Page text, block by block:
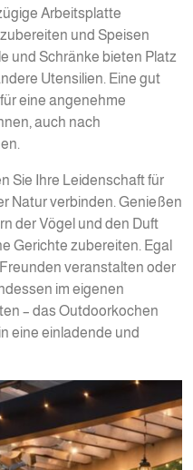
Arbeitsplatte
und Speisen
und Schränke bieten Platz
Utensilien. Eine gut
eine angenehme
auch nach
Sie Ihre Leidenschaft für
Natur verbinden. Genießen
der Vögel und den Duft
Gerichte zubereiten. Egal
veranstalten oder
im eigenen
– das Outdoorkochen
eine einladende und